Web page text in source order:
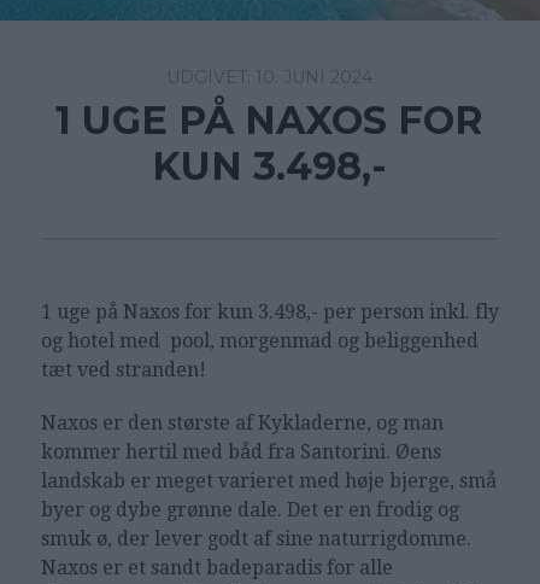
10. JUNI 2024
1 UGE PÅ NAXOS FOR
KUN 3.498,-
1 uge på Naxos for kun 3.498,- per person inkl. fly
og hotel med pool, morgenmad og beliggenhed
tæt ved stranden!
Naxos er den største af Kykladerne, og man
kommer hertil med båd fra Santorini. Øens
landskab er meget varieret med høje bjerge, små
byer og dybe grønne dale. Det er en frodig og
smuk ø, der lever godt af sine naturrigdomme.
Naxos er et sandt badeparadis for alle